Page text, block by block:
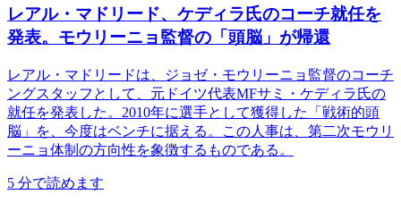
レアル・マドリード、ケディラ氏のコーチ就任を
発表。モウリーニョ監督の「頭脳」が帰還
レアル・マドリードは、ジョゼ・モウリーニョ監督のコーチ
ングスタッフとして、元ドイツ代表MFサミ・ケディラ氏の
就任を発表した。2010年に選手として獲得した「戦術的頭
脳」を、今度はベンチに据える。この人事は、第二次モウリ
ーニョ体制の方向性を象徴するものである。
5 分で読めます